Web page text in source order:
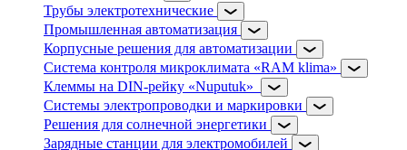
Трубы электротехнические
Промышленная автоматизация
Корпусные решения для автоматизации
Система контроля микроклимата «RAM klima»
Клеммы на DIN-рейку «Nuputuk»
Системы электропроводки и маркировки
Решения для солнечной энергетики
Зарядные станции для электромобилей